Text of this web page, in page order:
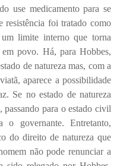
use medicamento para se
resistência foi tratado como
limite interno que torna
povo. Há, para Hobbes,
de natureza mas, com a
aparece a possibilidade
Se no estado de natureza
para o estado civil
o governante. Entretanto,
do direito de natureza que
não pode renunciar a